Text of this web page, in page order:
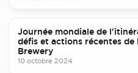
Journée mondiale de
défis et actions récentes de
Brewery
10 octobre 2024